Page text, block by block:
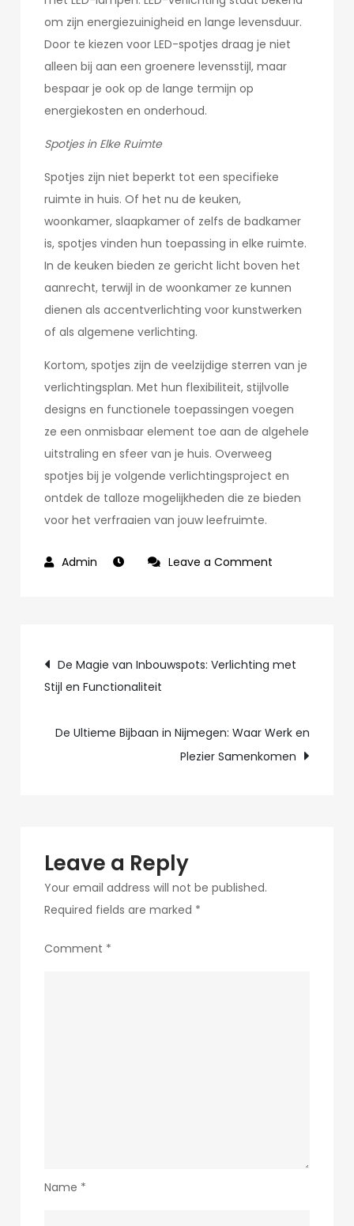
om zijn energiezuinigheid en lange levensduur.
Door te kiezen voor LED-spotjes draag je niet
alleen bij aan een groenere levensstijl, maar
bespaar je ook op de lange termijn op
energiekosten en onderhoud.
Spotjes in Elke Ruimte
Spotjes zijn niet beperkt tot een specifieke
ruimte in huis. Of het nu de keuken,
woonkamer, slaapkamer of zelfs de badkamer
is, spotjes vinden hun toepassing in elke ruimte.
In de keuken bieden ze gericht licht boven het
aanrecht, terwijl in de woonkamer ze kunnen
dienen als accentverlichting voor kunstwerken
of als algemene verlichting.
Kortom, spotjes zijn de veelzijdige sterren van je
verlichtingsplan. Met hun flexibiliteit, stijlvolle
designs en functionele toepassingen voegen
ze een onmisbaar element toe aan de algehele
uitstraling en sfeer van je huis. Overweeg
spotjes bij je volgende verlichtingsproject en
ontdek de talloze mogelijkheden die ze bieden
voor het verfraaien van jouw leefruimte.
Leave a Comment
van
Post
navigation
De Magie van Inbouwspots: Verlichting met
Stijl en Functionaliteit
De Ultieme Bijbaan in Nijmegen: Waar Werk en
Plezier Samenkomen
Leave a Reply
Your email address will not be published.
Required fields are marked *
Comment *
Name *